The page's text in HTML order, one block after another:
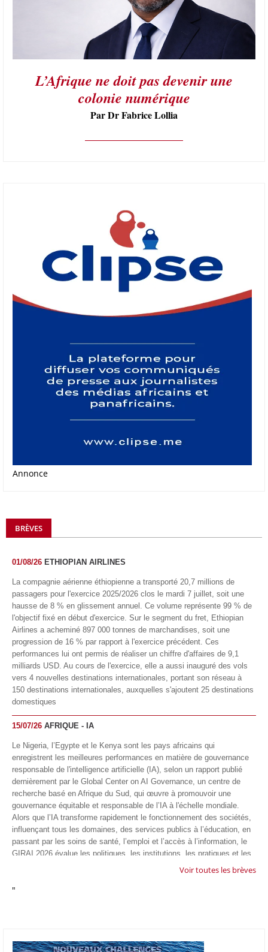
L’Afrique ne doit pas devenir une
colonie numérique
Par Dr Fabrice Lollia
Annonce
BRÈVES
01/08/26 ETHIOPIAN AIRLINES
La compagnie aérienne éthiopienne a transporté 20,7 millions de
passagers pour l'exercice 2025/2026 clos le mardi 7 juillet, soit une
hausse de 8 % en glissement annuel. Ce volume représente 99 % de
l'objectif fixé en début d'exercice. Sur le segment du fret, Ethiopian
Airlines a acheminé 897 000 tonnes de marchandises, soit une
progression de 16 % par rapport à l'exercice précédent. Ces
performances lui ont permis de réaliser un chiffre d'affaires de 9,1
milliards USD. Au cours de l'exercice, elle a aussi inauguré des vols
vers 4 nouvelles destinations internationales, portant son réseau à
150 destinations internationales, auxquelles s'ajoutent 25 destinations
domestiques
15/07/26 AFRIQUE - IA
Le Nigeria, l’Egypte et le Kenya sont les pays africains qui
enregistrent les meilleures performances en matière de gouvernance
responsable de l'intelligence artificielle (IA), selon un rapport publié
dernièrement par le Global Center on AI Governance, un centre de
recherche basé en Afrique du Sud, qui œuvre à promouvoir une
gouvernance équitable et responsable de l’IA à l'échelle mondiale.
Alors que l’IA transforme rapidement le fonctionnement des sociétés,
influençant tous les domaines, des services publics à l’éducation, en
passant par les soins de santé, l’emploi et l’accès à l’information, le
GIRAI 2026 évalue les politiques, les institutions, les pratiques et les
conditions générales de gouvernance qui favorisent un déploiement
technologie.
appliquée d'Afrique à À Accra, au Ghana. L'annonce a été faite
Voir toutes les brèves
"